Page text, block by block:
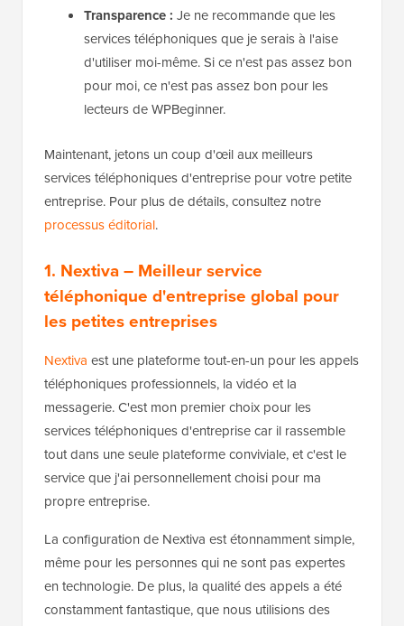
Transparence : Je ne recommande que les
services téléphoniques que je serais à l'aise
d'utiliser moi-même. Si ce n'est pas assez bon
pour moi, ce n'est pas assez bon pour les
lecteurs de WPBeginner.
Maintenant, jetons un coup d'œil aux meilleurs
services téléphoniques d'entreprise pour votre petite
entreprise. Pour plus de détails, consultez notre
processus éditorial.
1. Nextiva– Meilleur service
téléphonique d'entreprise global pour
les petites entreprises
Nextiva est une plateforme tout-en-un pour les appels
téléphoniques professionnels, la vidéo et la
messagerie. C'est mon premier choix pour les
services téléphoniques d'entreprise car il rassemble
tout dans une seule plateforme conviviale, et c'est le
service que j'ai personnellement choisi pour ma
propre entreprise.
La configuration de Nextiva est étonnamment simple,
même pour les personnes qui ne sont pas expertes
en technologie. De plus, la qualité des appels a été
constamment fantastique, que nous utilisions des